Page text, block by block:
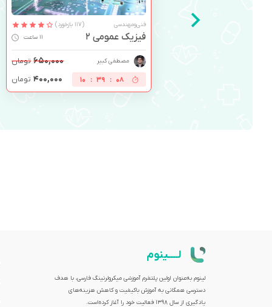
فنی‌ومهندسی (117 بازخورد)
فیزیک عمومی 2 11 ساعت
مصطفی کبیر ۶۵۰,۰۰۰ تومان
07
:
39
:
10 ۴۰۰,۰۰۰ تومان
لــــینوم
لینوم به‌عنوان اولین پلتفرم آموزشی میکرولرنینگ فارسی، با هدف
دسترسی همگانی به آموزش باکیفیت و کاهش هزینه‌های
یادگیری از سال 1398 فعالیت خود را آغاز کرده‌است.